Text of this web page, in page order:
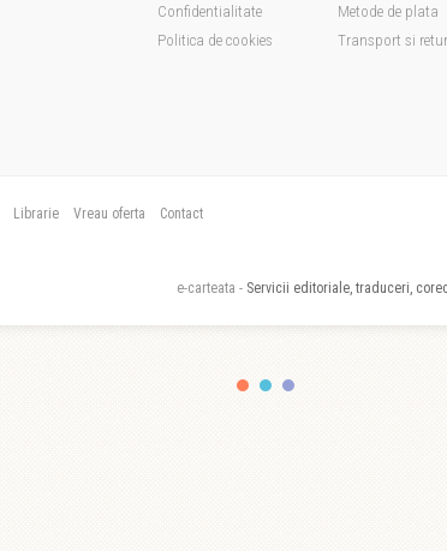
Confidentialitate
Politica de cookies
Metode de plata
Transport si retur
Librarie Vreau oferta Contact
e-carteata - Servicii editoriale, traduceri,